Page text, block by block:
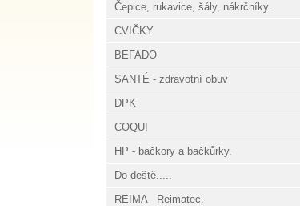
Čepice, rukavice, šály, nákrčníky.
CVIČKY
BEFADO
SANTÉ - zdravotní obuv
DPK
COQUI
HP - bačkory a bačkůrky.
Do deště.....
REIMA - Reimatec.